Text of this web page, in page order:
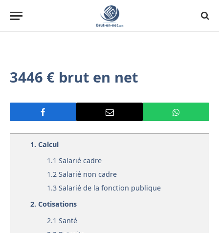
3446 € brut en net
1. Calcul
1.1 Salarié cadre
1.2 Salarié non cadre
1.3 Salarié de la fonction publique
2. Cotisations
2.1 Santé